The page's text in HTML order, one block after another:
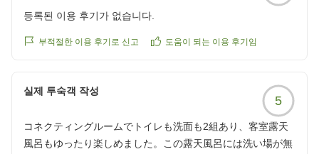
등록된 이용 후기가 없습니다.
부적절한 이용 후기로 신고 도움이 되는 이용 후기임
실제 투숙객 작성
5
コネクティングルームでトイレも洗面も2組あり、客室露天
風呂もゆったり楽しめました。この露天風呂には洗い場が無